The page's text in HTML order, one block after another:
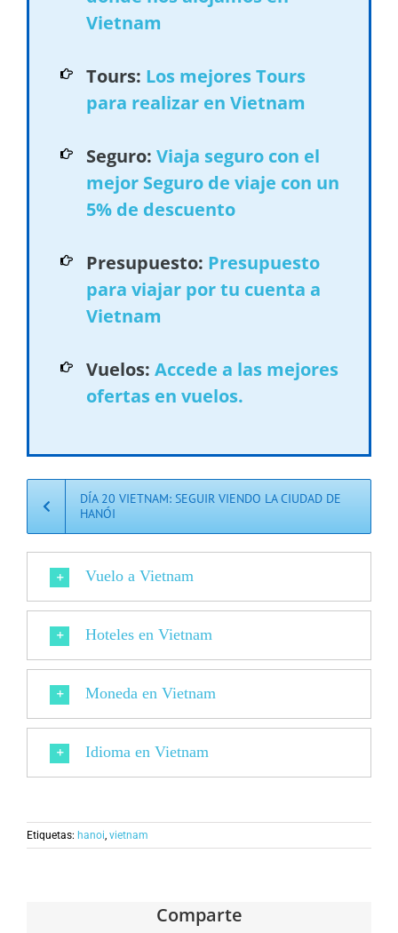
Vietnam
Tours: Los mejores Tours
para realizar en Vietnam
Seguro: Viaja seguro con el
mejor Seguro de viaje con un
5% de descuento
Presupuesto: Presupuesto
para viajar por tu cuenta a
Vietnam
Vuelos: Accede a las mejores
ofertas en vuelos.
DÍA 20 VIETNAM: SEGUIR VIENDO LA CIUDAD DE
HANÓI
Vuelo a Vietnam
Hoteles en Vietnam
Moneda en Vietnam
Idioma en Vietnam
Etiquetas: hanoi vietnam
Comparte